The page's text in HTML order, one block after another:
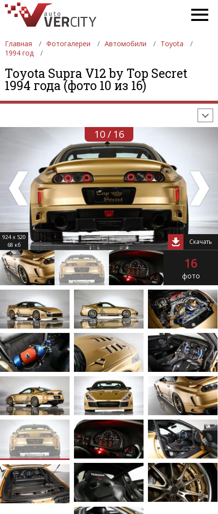
Главная Фотогалереи Автомобили
Toyota
1994 год
Toyota Supra V12 by Top Secret
1994 года (фото 10 из 16)
ФОТОГАЛЕРЕИ АВТОМОБИЛИ
ДЕВУШКИ
АВТОСАЛОНЫ
ФОРМУЛА-1
10 / 16
924 x 520
68 кб
Скачать
16
фото